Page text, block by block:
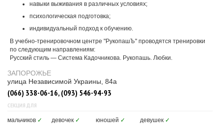
навыки выживания в различных условиях;
психологическая подготовка;
индивидуальный подход к обучению.
В учебно-тренировочном центре "РукопашЪ" проводятся тренировки
по следующим направлениям:
Русский стиль — Система Кадочникова. Рукопашь. Любки.
ЗАПОРОЖЬЕ
улица Независимой Украины, 84а
(066) 338-06-16, (093) 546-94-93
СЕКЦИЯ ДЛЯ
мальчиков ✓ девочек ✓ юношей ✓ девушек ✓